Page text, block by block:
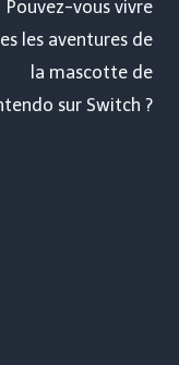
Pouvez-vous vivre
les aventures de
la mascotte de
sur Switch ?